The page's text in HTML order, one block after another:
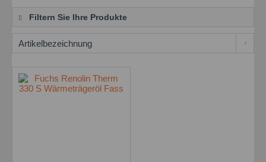
Filtern Sie Ihre Produkte